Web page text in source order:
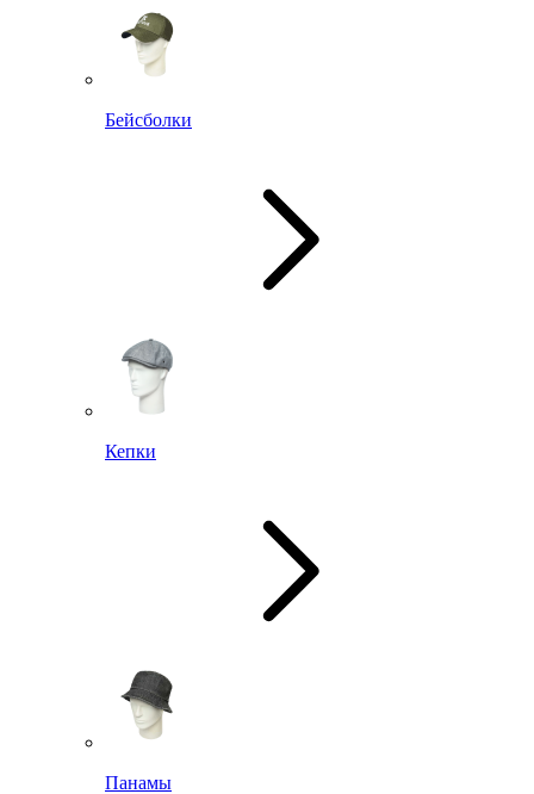
Бейсболки
Кепки
Панамы